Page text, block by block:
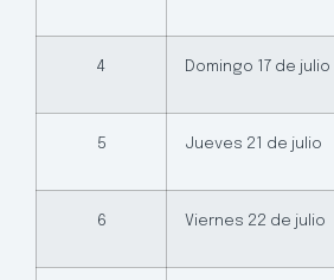
4 Domingo 17 de julio
5 Jueves 21 de julio
6 Viernes 22 de julio